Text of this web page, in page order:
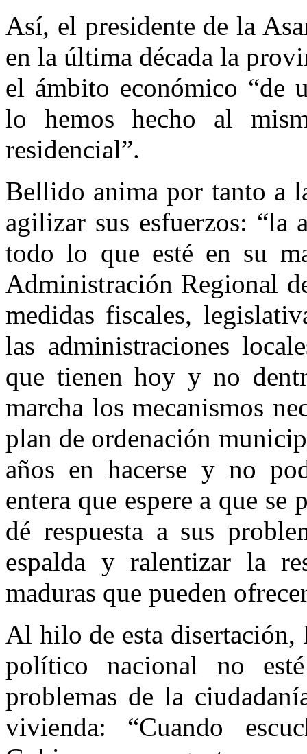
Así, el presidente de la
en la última década la
el ámbito económico “de
lo hemos hecho al
residencial”.
Bellido anima por tanto a
agilizar sus esfuerzos: “la
todo lo que esté en su
Administración Regional
medidas fiscales,
las administraciones
que tienen hoy y no
marcha los mecanismos
plan de ordenación
años en hacerse y no
entera que espere a que se
dé respuesta a sus
espalda y ralentizar la
maduras que pueden
Al hilo de esta
político nacional no
problemas de la
vivienda: “Cuando